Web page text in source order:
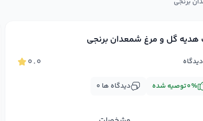
گل و مرغ شمعدان برنجی
۰.۰
دیدگاه
۰ دیدگاه ها توصیه شده۰%